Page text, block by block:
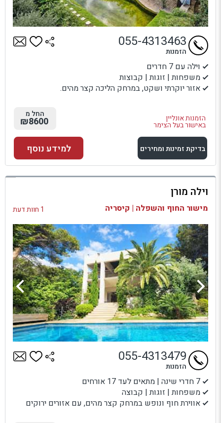
וילה עם 7 חדרים
משפחות | זוגות | קבוצות
אזור יוקרתי ושקט, במרחק הליכה קצר מהים.
הזמנות אונליין
באישור בעל הצימר
055-4313463
הזמנות
החל מ
₪8600
בדיקת זמינות ומחירים
למתחם זה
בדיקת זמינות ומחירים
למידע נוסף
וילה מורן
מישור החוף והשפלה | קיסריה 1 חוות דעת
7 חדרי שינה | מתאים לעד 17 אורחים
משפחות | זוגות | קבוצה
אווירת חוף ונופש במרחק קצר מהים, עם אזורים ירוקים
055-4313479
הזמנות